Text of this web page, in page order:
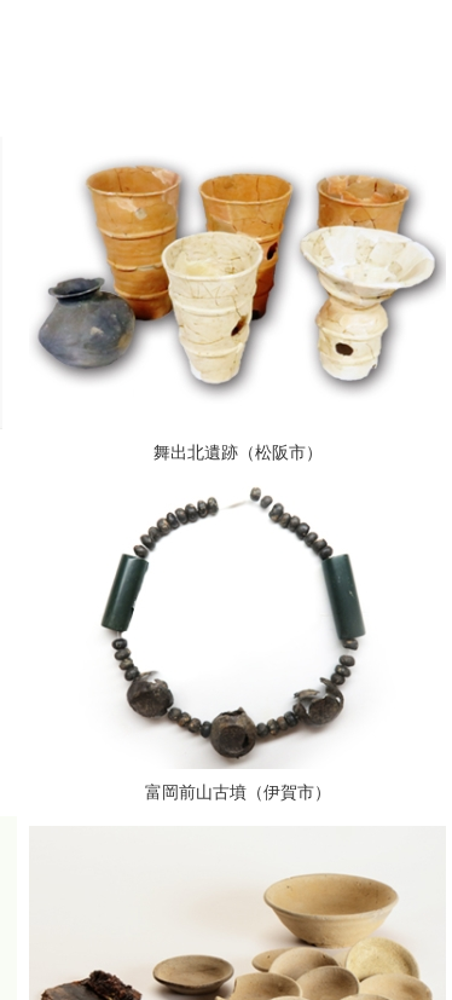
舞出北遺跡（松阪市）
富岡前山古墳（伊賀市）